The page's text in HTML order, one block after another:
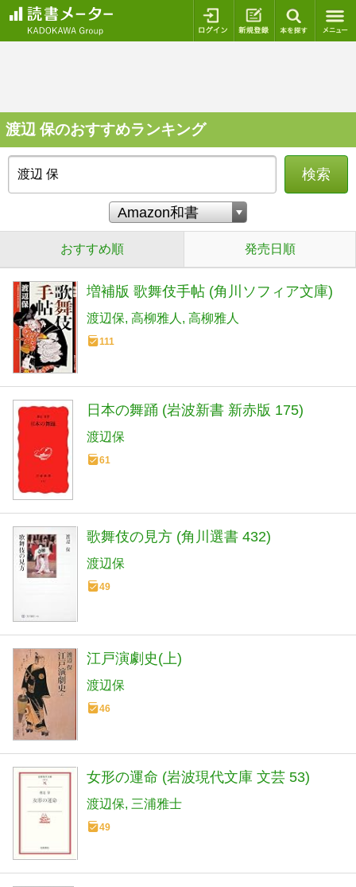
ログイン 新規登録
渡辺 保のおすすめランキング
検索
おすすめ順 発売日順
増補版 歌舞伎手帖 (角川ソフィア文庫)
渡辺保 高柳雅人 高柳雅人
111
日本の舞踊 (岩波新書 新赤版 175)
渡辺保
61
歌舞伎の見方 (角川選書 432)
渡辺保
49
江戸演劇史(上)
渡辺保
46
女形の運命 (岩波現代文庫 文芸 53)
渡辺保 三浦雅士
49